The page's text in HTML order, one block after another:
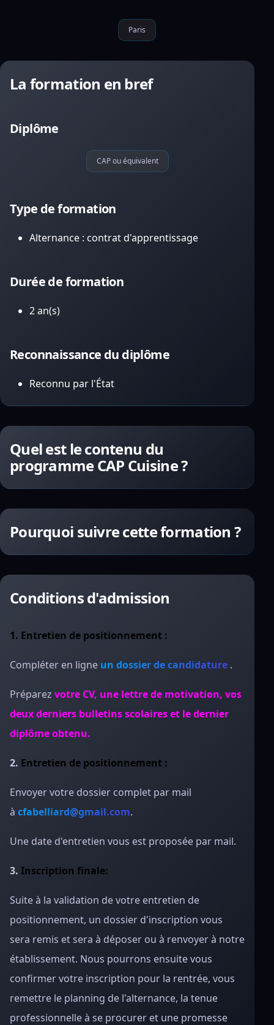
Paris
La formation en bref
Diplôme
CAP ou équivalent
Type de formation
Alternance : contrat d'apprentissage
Durée de formation
2 an(s)
Reconnaissance du diplôme
Reconnu par l'État
Quel est le contenu du
programme CAP Cuisine ?
Pourquoi suivre cette formation ?
Conditions d'admission
1. Entretien de positionnement :
Compléter en ligne un dossier de candidature .
Préparez votre CV, une lettre de motivation, vos
deux derniers bulletins scolaires et le dernier
diplôme obtenu.
2. Entretien de positionnement :
Envoyer votre dossier complet par mail
à cfabelliard@gmail.com.
Une date d'entretien vous est proposée par mail.
3. Inscription finale:
Suite à la validation de votre entretien de
positionnement, un dossier d'inscription vous
sera remis et sera à déposer ou à renvoyer à notre
établissement. Nous pourrons ensuite vous
confirmer votre inscription pour la rentrée, vous
remettre le planning de l'alternance, la tenue
professionnelle à se procurer et une promesse